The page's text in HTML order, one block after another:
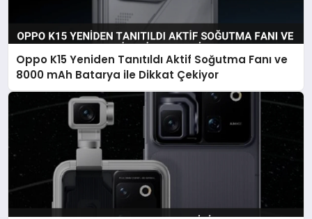
Oppo K15 Yeniden Tanıtıldı Aktif Soğutma Fanı ve
8000 mAh Batarya ile Dikkat Çekiyor